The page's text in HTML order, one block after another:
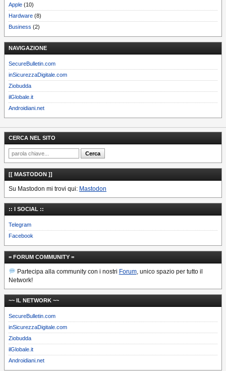
Apple (10)
Hardware (8)
Business (2)
NAVIGAZIONE
SecureBulletin.com
inSicurezzaDigitale.com
Ziobudda
ilGlobale.it
Androidiani.net
CERCA NEL SITO
[[ MASTODON ]]
Su Mastodon mi trovi qui: Mastodon
:: I SOCIAL ::
Telegram
Facebook
= FORUM COMMUNITY =
Partecipa alla community con i nostri Forum, unico spazio per tutto il
Network!
~~ IL NETWORK ~~
SecureBulletin.com
inSicurezzaDigitale.com
Ziobudda
ilGlobale.it
Androidiani.net